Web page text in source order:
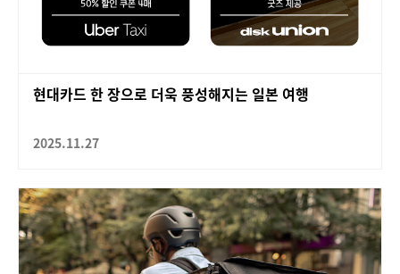
현대카드 한 장으로 더욱 풍성해지는 일본 여행
2025.11.27